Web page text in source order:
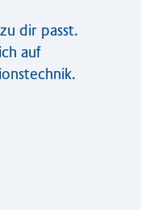
dir passt.
auf